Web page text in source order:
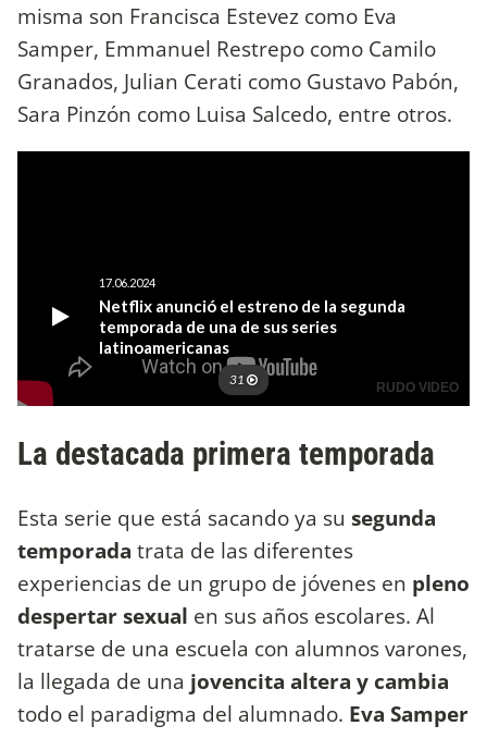
misma son Francisca Estevez como Eva
Samper, Emmanuel Restrepo como Camilo
Granados, Julian Cerati como Gustavo Pabón,
Sara Pinzón como Luisa Salcedo, entre otros.
La destacada primera temporada
Esta serie que está sacando ya su segunda
temporada trata de las diferentes
experiencias de un grupo de jóvenes en pleno
despertar sexual en sus años escolares. Al
tratarse de una escuela con alumnos varones,
la llegada de una jovencita altera y cambia
todo el paradigma del alumnado. Eva Samper